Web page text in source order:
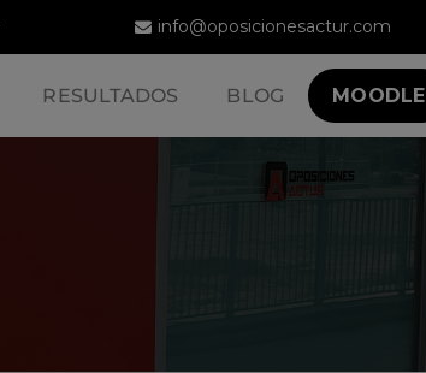
info@oposicionesactur.com
RESULTADOS BLOG MOODLE